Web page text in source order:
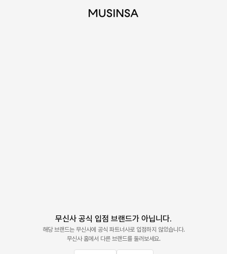
무신사 공식 입점 브랜드가 아닙니다.
해당 브랜드는 무신사에 공식 파트너사로 입점하지 않았습니다.
무신사 홈에서 다른 브랜드를 둘러보세요.